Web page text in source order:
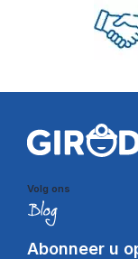
Volg ons
Abonneer u